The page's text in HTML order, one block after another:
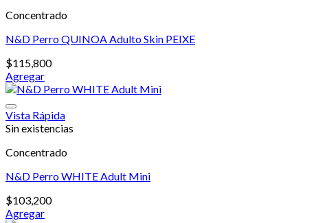
cantidad
Concentrado
N&D Perro QUINOA Adulto Skin PEIXE
$115,800
Agregar
Vista Rápida
Sin existencias
Concentrado
N&D Perro WHITE Adult Mini
$103,200
Agregar